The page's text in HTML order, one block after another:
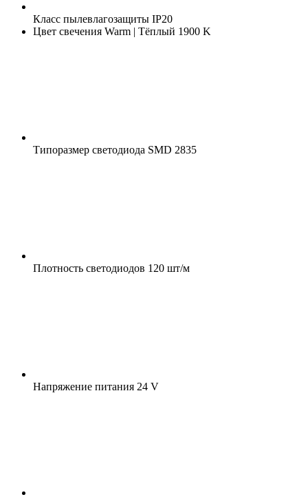
Класс пылевлагозащиты IP20
Цвет свечения Warm | Тёплый 1900 K
Типоразмер светодиода SMD 2835
Плотность светодиодов 120 шт/м
Напряжение питания 24 V